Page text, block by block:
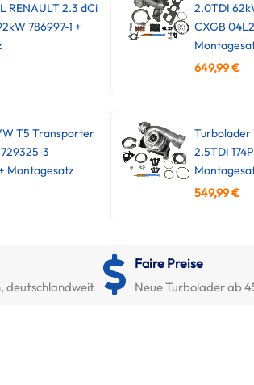
RENAULT 2.3 dCi
786997-1 +
2.0TDI
CXGB
649,99€
T5 Transporter
3
Montagesatz
2.5TDI
549,99€
deutschlandweit
Faire Preise
Neue Turbolader ab